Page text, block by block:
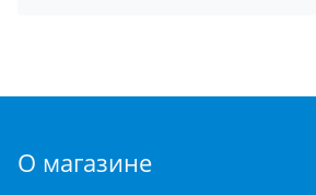
О магазине